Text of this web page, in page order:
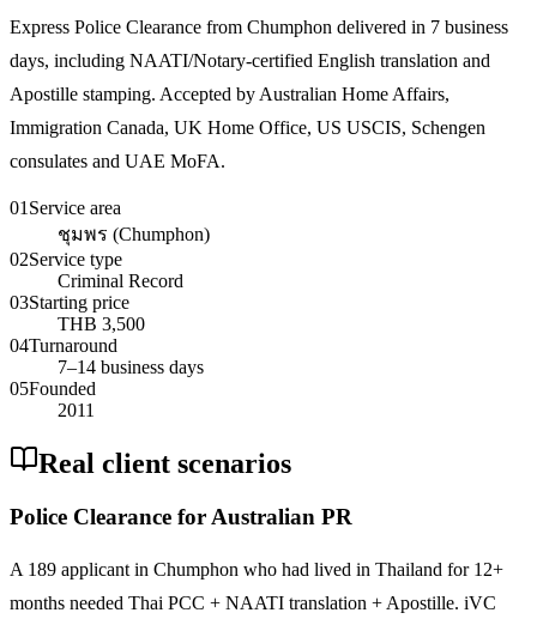
Express Police Clearance from Chumphon delivered in 7 business
days, including NAATI/Notary-certified English translation and
Apostille stamping. Accepted by Australian Home Affairs,
Immigration Canada, UK Home Office, US USCIS, Schengen
consulates and UAE MoFA.
01 Service area
ชุมพร (Chumphon)
02Service type
Criminal Record
03Starting price
THB 3,500
04Turnaround
7–14 business days
05Founded
2011
Real client scenarios
Police Clearance for Australian PR
A 189 applicant in Chumphon who had lived in Thailand for 12+
months needed Thai PCC + NAATI translation + Apostille. iVC